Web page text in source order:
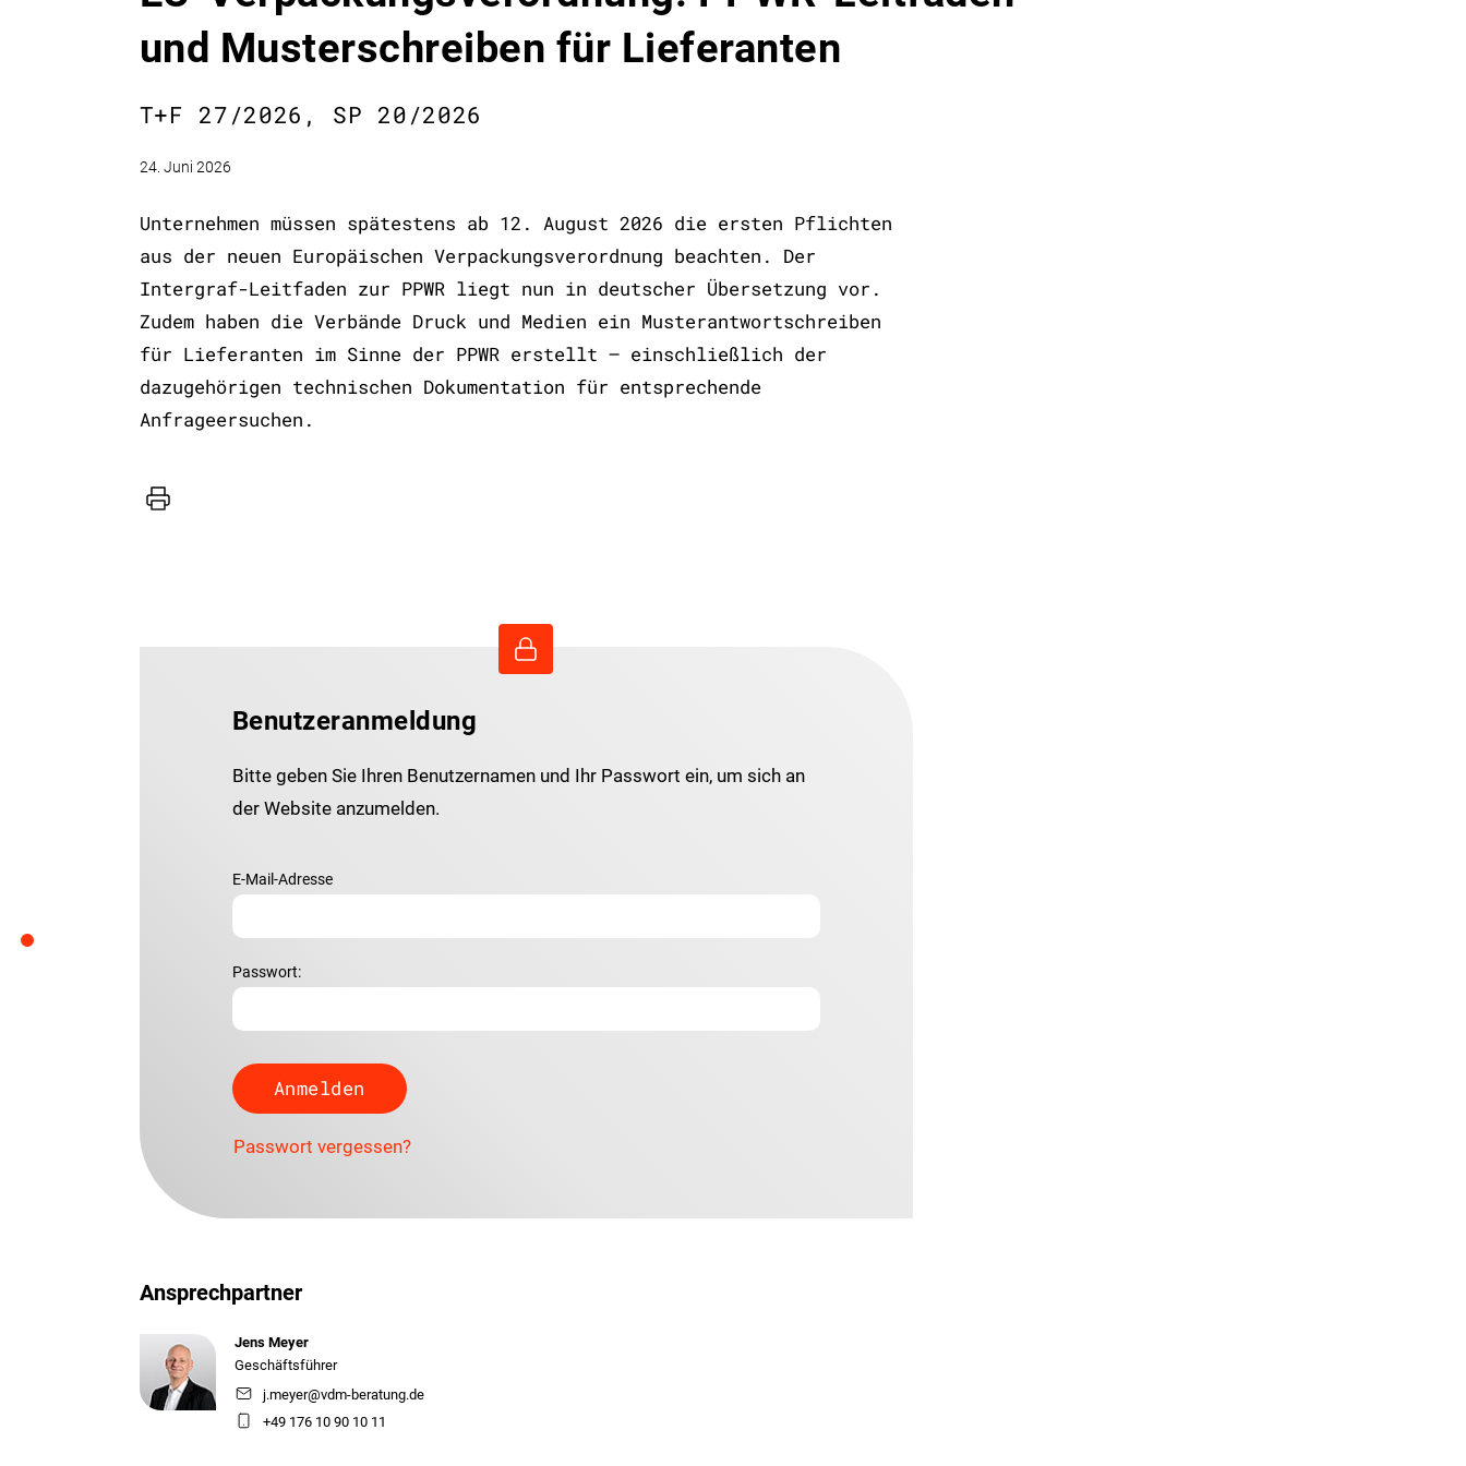
und Musterschreiben für Lieferanten
T+F 27/2026, SP 20/2026
24. Juni 2026
Unternehmen müssen spätestens ab 12. August 2026 die ersten Pflichten
aus der neuen Europäischen Verpackungsverordnung beachten. Der
Intergraf-Leitfaden zur PPWR liegt nun in deutscher Übersetzung vor.
Zudem haben die Verbände Druck und Medien ein Musterantwortschreiben
für Lieferanten im Sinne der PPWR erstellt – einschließlich der
dazugehörigen technischen Dokumentation für entsprechende
Anfrageersuchen.
Drucker
Benutzeranmeldung
Bitte geben Sie Ihren Benutzernamen und Ihr Passwort ein, um sich an
der Website anzumelden.
E-Mail-Adresse
Passwort:
Passwort vergessen?
Ansprechpartner
Jens Meyer
Geschäftsführer
j.meyer@vdm-beratung.de
+49 176 10 90 10 11